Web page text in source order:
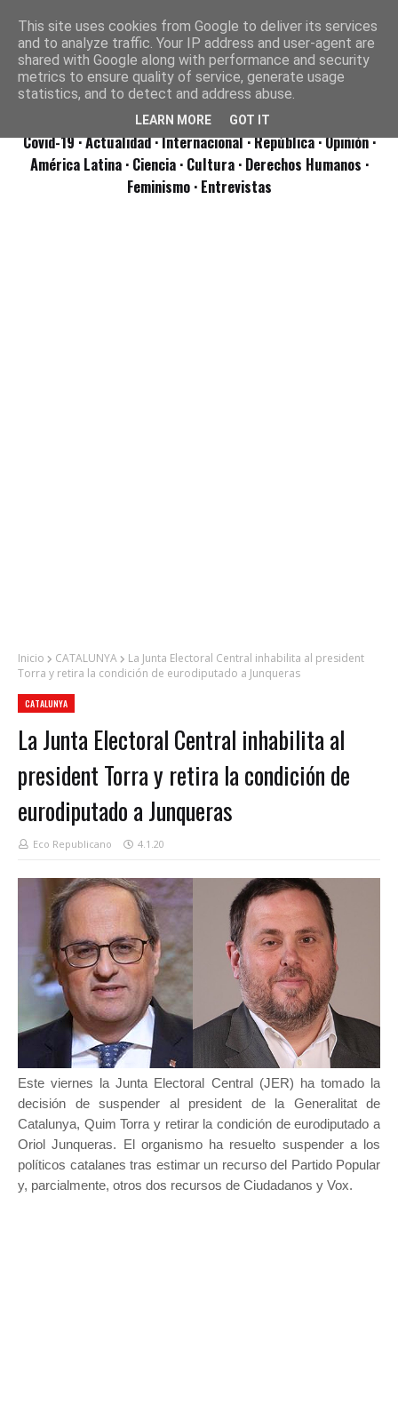
Covid-19· Actualidad· Internacional· República· Opinión·
América Latina · Ciencia · Cultura · Derechos Humanos ·
Feminismo · Entrevistas
Inicio CATALUNYA
La Junta Electoral Central inhabilita al president
Torra y retira la condición de eurodiputado a Junqueras
CATALUNYA
La Junta Electoral Central inhabilita al
president Torra y retira la condición de
eurodiputado a Junqueras
Eco Republicano 4.1.20
Este viernes la Junta Electoral Central (JER) ha tomado la
decisión de suspender al president de la Generalitat de
Catalunya, Quim Torra y retirar la condición de eurodiputado a
Oriol Junqueras. El organismo ha resuelto suspender a los
políticos catalanes tras estimar un recurso del Partido Popular
y, parcialmente, otros dos recursos de Ciudadanos y Vox.
This site uses cookies from Google to deliver its services
and to analyze traffic. Your IP address and user-agent are
shared with Google along with performance and security
metrics to ensure quality of service, generate usage
statistics, and to detect and address abuse.
LEARN MORE GOT IT